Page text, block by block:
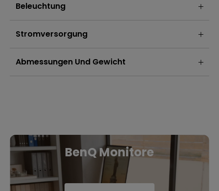
Beleuchtung
Stromversorgung
Abmessungen Und Gewicht
BenQ Monitore